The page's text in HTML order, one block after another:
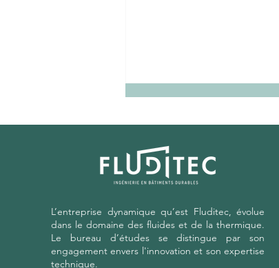
Construction voisine
perte
comment défendre
L’entreprise dynamique qu’est Fluditec, évolue
dans le domaine des fluides et de la thermique.
Le bureau d’études se distingue par son
engagement envers l'innovation et son expertise
technique.